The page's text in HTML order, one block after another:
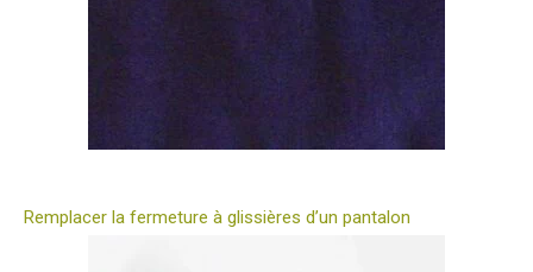
Remplacer la fermeture à glissières d’un pantalon